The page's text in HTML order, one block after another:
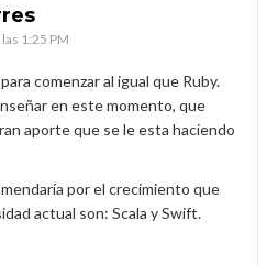
1:25 PM
comenzar al igual que Ruby.
en este momento, que
aporte que se le esta haciendo
por el crecimiento que
actual son: Scala y Swift.